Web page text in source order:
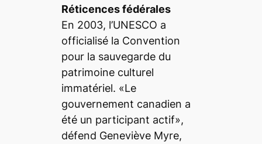
Réticences fédérales
En 2003, l’UNESCO a
officialisé la Convention
pour la sauvegarde du
patrimoine culturel
immatériel. «Le
gouvernement canadien a
été un participant actif»,
défend Geneviève Myre,